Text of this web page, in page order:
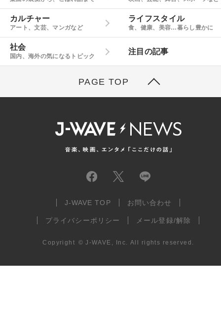
カルチャー
アート、文芸、マンガなど
ライフスタイル
食、健康、美容…暮らし豊かに
社会
国内、海外の気になるトピック
注目の記事
PAGE TOP
J-WAVE TOP お問い合わせ
プライバシーポリシー メール登録/解除
Copyright © J-WAVE, Inc. All rights reserved.